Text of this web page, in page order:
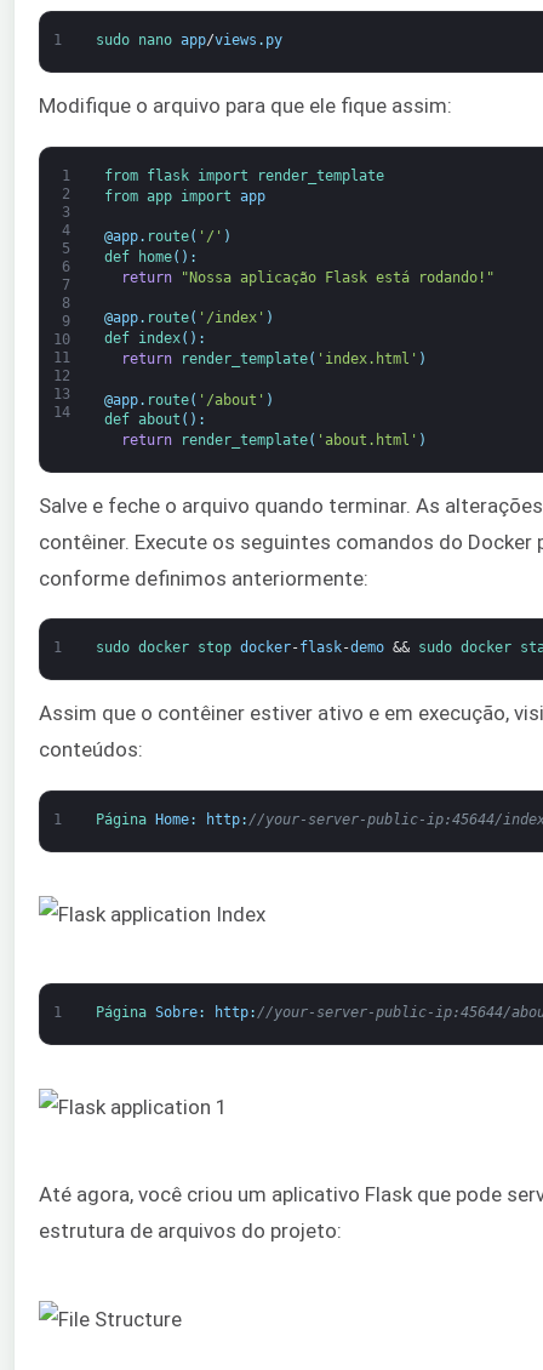
1 sudo nano app/views . py
Modifique o arquivo para que ele fique assim:
1
2
3
4
5
6
7
8
9
10
11
12
13
14
from flask import
render_template
from app import app
@app. route( '/' )
def
home( ) :
return
"Nossa aplicação Flask está rodando!"
@app. route( '/index' )
def index( ) :
return
render_template( 'index.html' )
@app. route( '/about' )
def about ( ) :
return
render_template( 'about.html' )
Salve e feche o arquivo quando terminar. As
contêiner. Execute os seguintes comandos do
conforme definimos anteriormente:
1 sudo docker stop docker-flask-demo && sudo docker
Assim que o contêiner estiver ativo e em execução,
conteúdos:
1 Página Home: http: //your-server-public-ip:45644/
1 Página Sobre: http: //your-server-public-ip:45644/
Até agora, você criou um aplicativo Flask que pode
estrutura de arquivos do projeto: